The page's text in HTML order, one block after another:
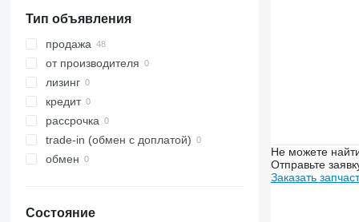
3400
3420
3640
4040
4055
5820
6090
6100
6130
8737
Тип объявления
продажа
от производителя
лизинг
кредит
рассрочка
trade-in (обмен с доплатой)
обмен
Состояние
Не можете
Отправьте
Заказать